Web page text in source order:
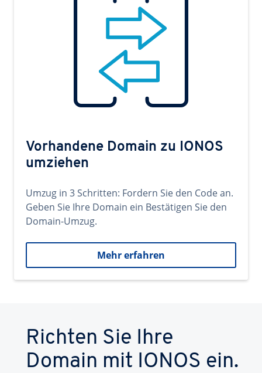
Vorhandene Domain zu IONOS
umziehen
Umzug in 3 Schritten: Fordern Sie den Code an.
Geben Sie Ihre Domain ein Bestätigen Sie den
Domain-Umzug.
Mehr erfahren
Richten Sie Ihre
Domain mit IONOS ein.